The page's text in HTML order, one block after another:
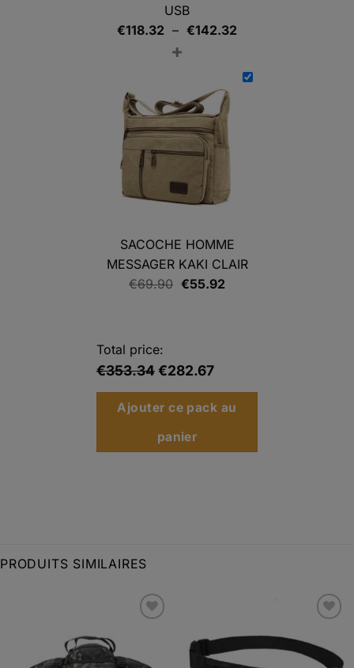
USB
€118.32 – €142.32
prix :
+
SACOCHE HOMME
MESSAGER KAKI CLAIR
€69.90 Le
€69.90.
€55.92Le
Total price:
€353.34€282.67
Ajouter ce pack au
panier
PRODUITS SIMILAIRES
à la liste
d’envies